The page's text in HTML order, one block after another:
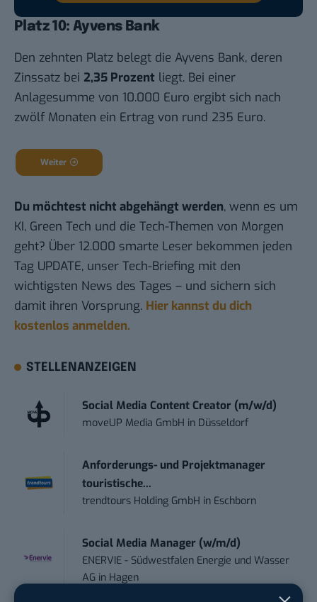
Platz 10: Ayvens Bank
Den zehnten Platz belegt die Ayvens Bank, deren
Zinssatz bei 2,35 Prozent liegt. Bei einer
Anlagesumme von 10.000 Euro ergibt sich nach
zwölf Monaten ein Ertrag von rund 235 Euro.
Weiter
Du möchtest nicht abgehängt werden, wenn es um
KI, Green Tech und die Tech-Themen von Morgen
geht? Über 12.000 smarte Leser bekommen jeden
Tag UPDATE, unser Tech-Briefing mit den
wichtigsten News des Tages – und sichern sich
damit ihren Vorsprung. Hier kannst du dich
kostenlos anmelden.
STELLENANZEIGEN
Social Media Content Creator (m/w/d)
moveUP Media GmbH in Düsseldorf
Anforderungs- und Projektmanager
touristische...
trendtours Holding GmbH in Eschborn
Social Media Manager (w/m/d)
ENERVIE - Südwestfalen Energie und Wasser
AG in Hagen